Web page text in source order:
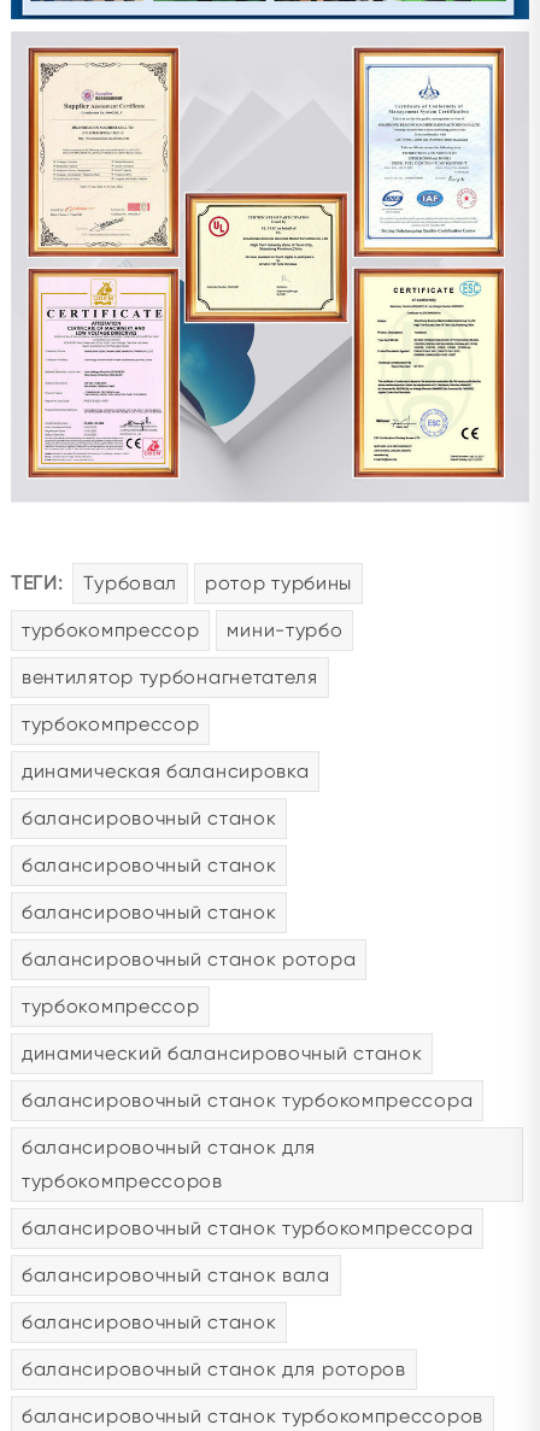
ТЕГИ: Турбовал ротор турбины
турбокомпрессор мини-турбо
вентилятор турбонагнетателя
турбокомпрессор
динамическая балансировка
балансировочный станок
балансировочный станок
балансировочный станок
балансировочный станок ротора
турбокомпрессор
динамический балансировочный станок
балансировочный станок турбокомпрессора
балансировочный станок для
турбокомпрессоров
балансировочный станок турбокомпрессора
балансировочный станок вала
балансировочный станок
балансировочный станок для роторов
балансировочный станок турбокомпрессоров